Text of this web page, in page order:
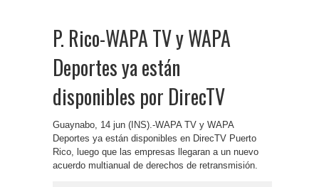
P. Rico-WAPA TV y WAPA
Deportes ya están
disponibles por DirecTV
Guaynabo, 14 jun (INS).-WAPA TV y WAPA
Deportes ya están disponibles en DirecTV Puerto
Rico, luego que las empresas llegaran a un nuevo
acuerdo multianual de derechos de retransmisión.